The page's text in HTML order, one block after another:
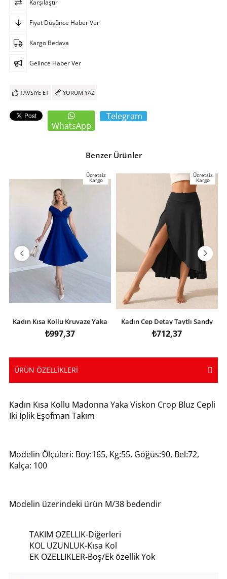
Karşılaştır
Fiyat Düşünce Haber Ver
Kargo Bedava
Gelince Haber Ver
TAVSIYE ET YORUM YAZ
WhatsApp
Telegram
Benzer Ürünler
Ücretsiz
Kargo
Kadın Kısa Kollu Kruvaze Yaka
Eteği Volanlı Krep Elbise
₺997,37
Ücretsiz
Kargo
Kadın Cep Detay Taytlı Sandy
Etek
₺712,37
ÜRÜN ÖZELLIKLERI
Kadın Kısa Kollu Madonna Yaka Viskon Crop Bluz Cepli
Iki Iplik Eşofman Takım
Modelin Ölçüleri: Boy:165, Kg:55, Göğüs:90, Bel:72,
Kalça: 100
Modelin üzerindeki ürün M/38 bedendir
TAKIM OZELLIK-Diğerleri
KOL UZUNLUK-Kısa Kol
EK OZELLIKLER-Boş/Ek özellik Yok